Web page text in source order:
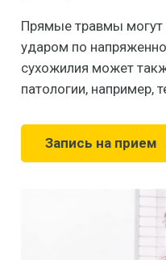
Прямые травмы
ударом по
сухожилия может
патологии, например,
Запись на прием